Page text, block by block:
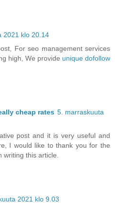
2021 klo 20.14
For seo management services
high, We provide unique dofollow
cheap rates 5. marraskuuta
post and it is very useful and
I would like to thank you for the
this article.
2021 klo 9.03